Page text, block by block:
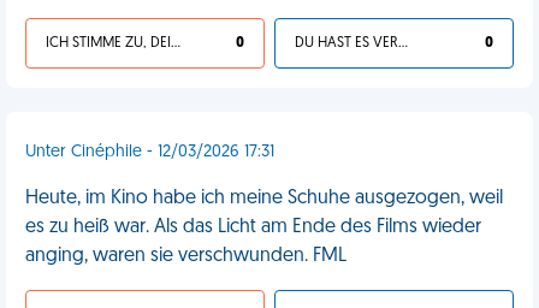
ICH STIMME ZU, DEIN LEBEN IST SCHEISSE 0 DU HAST ES VERDIENT 0
Unter Cinéphile - 12/03/2026 17:31
Heute, im Kino habe ich meine Schuhe ausgezogen, weil
es zu heiß war. Als das Licht am Ende des Films wieder
anging, waren sie verschwunden. FML